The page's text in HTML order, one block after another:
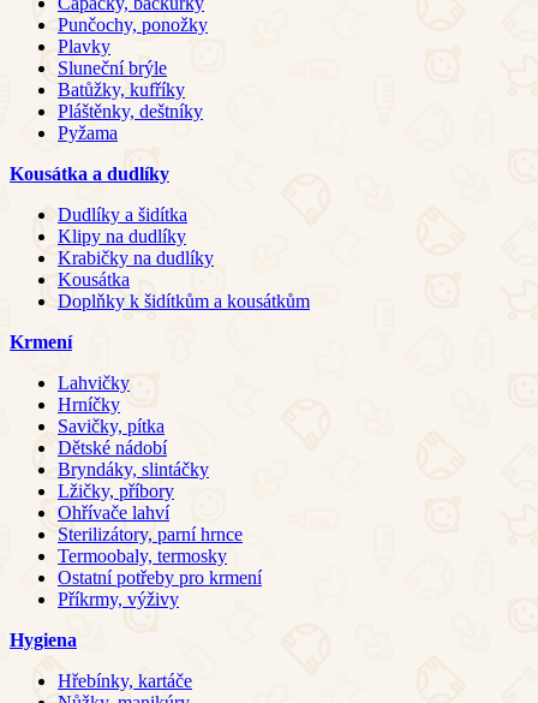
Punčochy, ponožky
Plavky
Sluneční brýle
Batůžky, kufříky
Pláštěnky, deštníky
Pyžama
Kousátka a dudlíky
Dudlíky a šidítka
Klipy na dudlíky
Krabičky na dudlíky
Kousátka
Doplňky k šidítkům a kousátkům
Krmení
Lahvičky
Hrníčky
Savičky, pítka
Dětské nádobí
Bryndáky, slintáčky
Lžičky, příbory
Ohřívače lahví
Sterilizátory, parní hrnce
Termoobaly, termosky
Ostatní potřeby pro krmení
Příkrmy, výživy
Hygiena
Hřebínky, kartáče